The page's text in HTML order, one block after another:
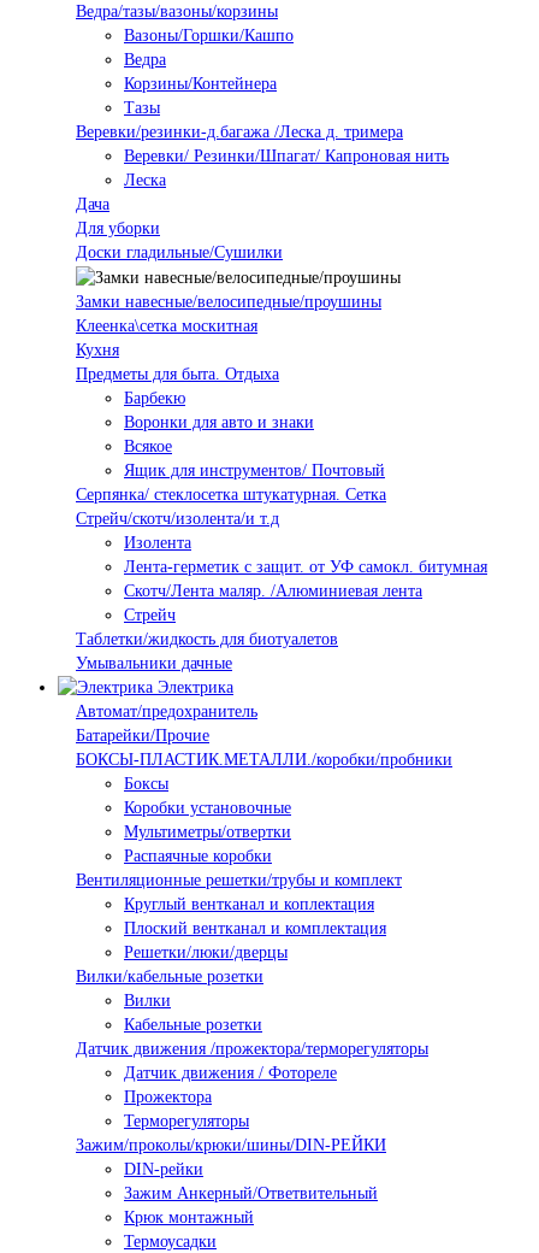
Ведра/тазы/вазоны/корзины
Вазоны/Горшки/Кашпо
Ведра
Корзины/Контейнера
Тазы
Веревки/резинки-д.багажа /Леска д. тримера
Веревки/ Резинки/Шпагат/ Капроновая нить
Леска
Дача
Для уборки
Доски гладильные/Сушилки
Замки навесные/велосипедные/проушины
Клеенка\сетка москитная
Кухня
Предметы для быта. Отдыха
Барбекю
Воронки для авто и знаки
Всякое
Ящик для инструментов/ Почтовый
Серпянка/ стеклосетка штукатурная. Сетка
Стрейч/скотч/изолента/и т.д
Изолента
Лента-герметик с защит. от УФ самокл. битумная
Скотч/Лента маляр. /Алюминиевая лента
Стрейч
Таблетки/жидкость для биотуалетов
Умывальники дачные
Электрика
Автомат/предохранитель
Батарейки/Прочие
БОКСЫ-ПЛАСТИК.МЕТАЛЛИ./коробки/пробники
Боксы
Коробки установочные
Мультиметры/отвертки
Распаячные коробки
Вентиляционные решетки/трубы и комплект
Круглый вентканал и коплектация
Плоский вентканал и комплектация
Решетки/люки/дверцы
Вилки/кабельные розетки
Вилки
Кабельные розетки
Датчик движения /прожектора/терморегуляторы
Датчик движения / Фотореле
Прожектора
Терморегуляторы
Зажим/проколы/крюки/шины/DIN-РЕЙКИ
DIN-рейки
Зажим Анкерный/Ответвительный
Крюк монтажный
Термоусадки